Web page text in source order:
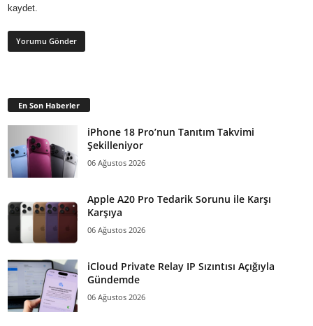
kaydet.
En Son Haberler
iPhone 18 Pro’nun Tanıtım Takvimi
Şekilleniyor
06 Ağustos 2026
Apple A20 Pro Tedarik Sorunu ile Karşı
Karşıya
06 Ağustos 2026
iCloud Private Relay IP Sızıntısı Açığıyla
Gündemde
06 Ağustos 2026